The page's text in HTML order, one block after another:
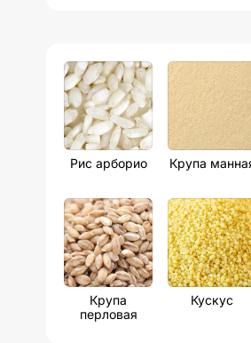
Рис арборио Крупа
Крупа
перловая
Кускус